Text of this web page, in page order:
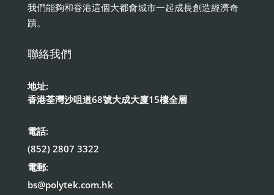
我們能夠和香港這個大都會城市一起成長創造經濟奇
蹟。
聯絡我們
地址:
香港荃灣沙咀道68號大成大廈15樓全層
電話:
(852) 2807 3322
電郵:
bs@polytek.com.hk